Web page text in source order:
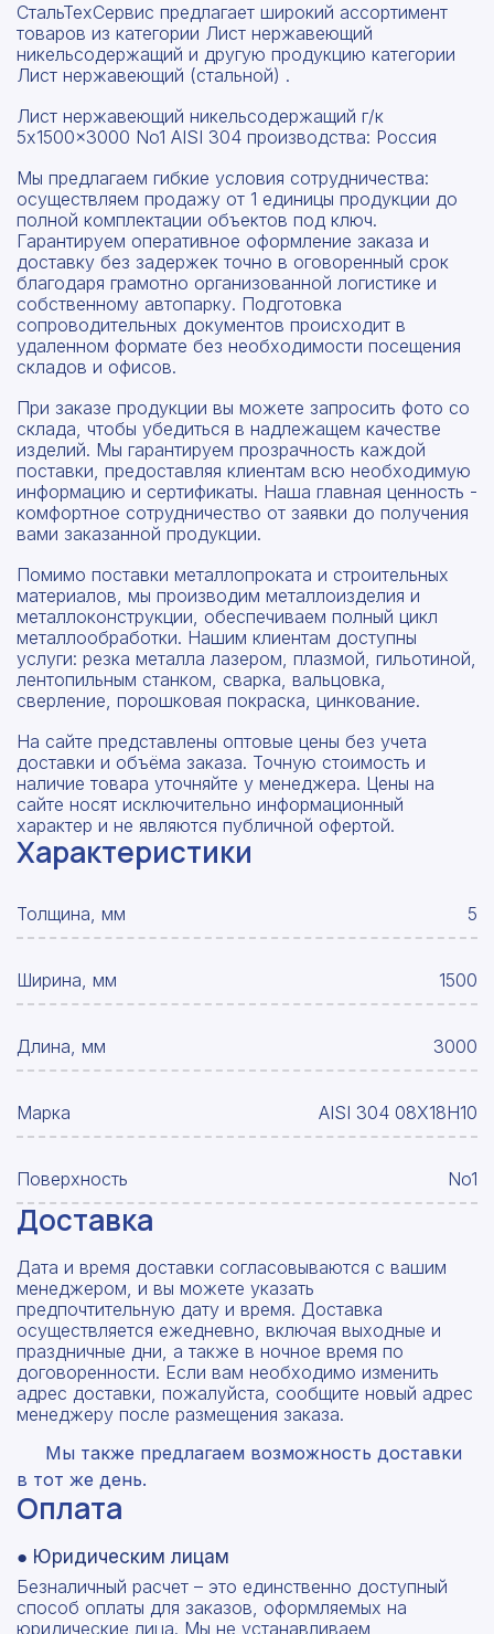
СтальТехСервис предлагает широкий ассортимент
товаров из категории Лист нержавеющий
никельсодержащий и другую продукцию категории
Лист нержавеющий (стальной) .
Лист нержавеющий никельсодержащий г/к
5x1500x3000 No1 AISI 304 производства: Россия
Мы предлагаем гибкие условия сотрудничества:
осуществляем продажу от 1 единицы продукции до
полной комплектации объектов под ключ.
Гарантируем оперативное оформление заказа и
доставку без задержек точно в оговоренный срок
благодаря грамотно организованной логистике и
собственному автопарку. Подготовка
сопроводительных документов происходит в
удаленном формате без необходимости посещения
складов и офисов.
При заказе продукции вы можете запросить фото со
склада, чтобы убедиться в надлежащем качестве
изделий. Мы гарантируем прозрачность каждой
поставки, предоставляя клиентам всю необходимую
информацию и сертификаты. Наша главная ценность -
комфортное сотрудничество от заявки до получения
вами заказанной продукции.
Помимо поставки металлопроката и строительных
материалов, мы производим металлоизделия и
металлоконструкции, обеспечиваем полный цикл
металлообработки. Нашим клиентам доступны
услуги: резка металла лазером, плазмой, гильотиной,
лентопильным станком, сварка, вальцовка,
сверление, порошковая покраска, цинкование.
На сайте представлены оптовые цены без учета
доставки и объёма заказа. Точную стоимость и
наличие товара уточняйте у менеджера. Цены на
сайте носят исключительно информационный
характер и не являются публичной офертой.
Характеристики
Толщина, мм 5
Ширина, мм 1500
Длина, мм 3000
Марка AISI 304 08Х18Н10
Поверхность No1
Доставка
Дата и время доставки согласовываются с вашим
менеджером, и вы можете указать
предпочтительную дату и время. Доставка
осуществляется ежедневно, включая выходные и
праздничные дни, а также в ночное время по
договоренности. Если вам необходимо изменить
адрес доставки, пожалуйста, сообщите новый адрес
менеджеру после размещения заказа.
Мы также предлагаем возможность доставки
в тот же день.
Оплата
● Юридическим лицам
Безналичный расчет – это единственно доступный
способ оплаты для заказов, оформляемых на
юридические лица. Мы не устанавливаем